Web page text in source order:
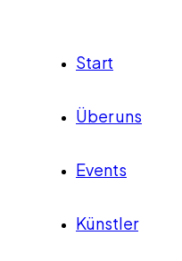
Start
Über uns
Events
Künstler